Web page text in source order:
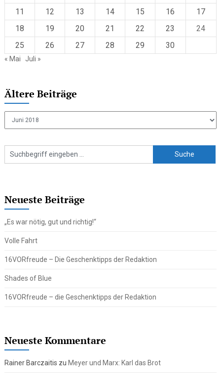
11
12 13 14 15 16
17
18
19 20 21 22 23
24
25
26 27 28 29 30
« Mai Juli »
Ältere Beiträge
Neueste Beiträge
„Es war nötig, gut und richtig!“
Volle Fahrt
16VORfreude – Die Geschenktipps der Redaktion
Shades of Blue
16VORfreude – die Geschenktipps der Redaktion
Neueste Kommentare
Rainer Barczaitis zu Meyer und Marx: Karl das Brot